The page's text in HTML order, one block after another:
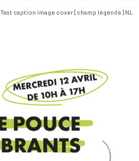
Test caption image cover [champ légende] NL